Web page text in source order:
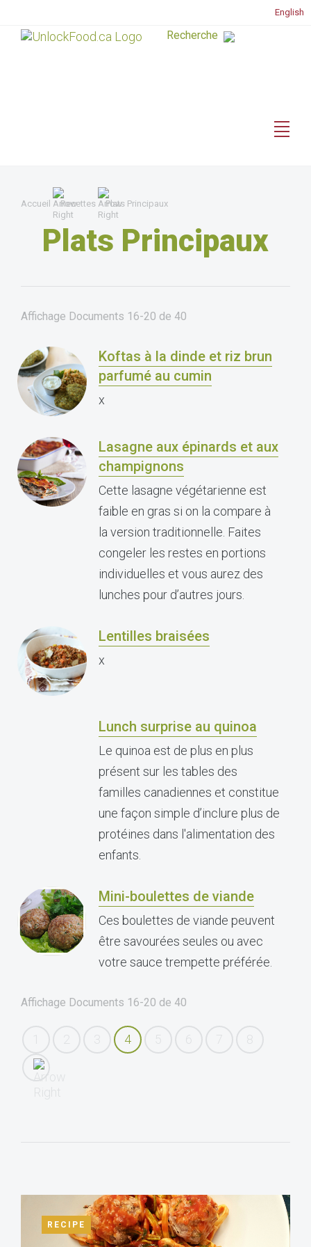
English
Accueil Recettes Plats Principaux
Plats Principaux
Affichage Documents 16-20 de 40
Koftas à la dinde et riz brun
parfumé au cumin
x
Lasagne aux épinards et aux
champignons
Cette lasagne végétarienne est
faible en gras si on la compare à
la version traditionnelle. Faites
congeler les restes en portions
individuelles et vous aurez des
lunches pour d’autres jours.
Lentilles braisées
x
Lunch surprise au quinoa
Le quinoa est de plus en plus
présent sur les tables des
familles canadiennes et constitue
une façon simple d’inclure plus de
protéines dans l'alimentation des
enfants.
Mini-boulettes de viande
Ces boulettes de viande peuvent
être savourées seules ou avec
votre sauce trempette préférée.
Affichage Documents 16-20 de 40
4
RECIPE